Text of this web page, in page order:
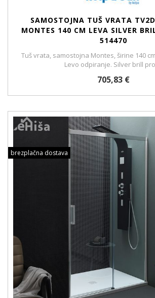
SAMOSTOJNA TUŠ VRATA
MONTES 140 CM LEVA SILVER
514470
Tuš vrata, samostojna Montes, širine 140
Levo odpiranje. Silver brill
705,83 €
brezplačna dostava